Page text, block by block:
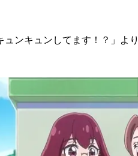
ュンキュンしてます！？」よ